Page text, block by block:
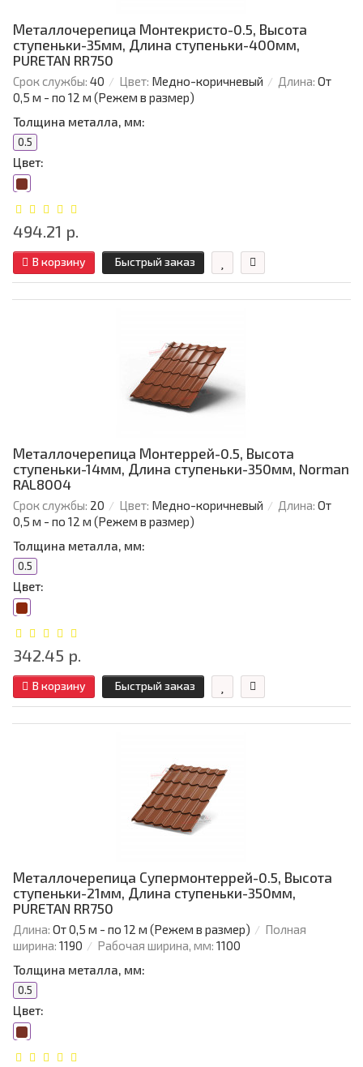
Металлочерепица Монтекристо-0.5, Высота
ступеньки-35мм, Длина ступеньки-400мм,
PURETAN RR750
Срок службы: 40 Цвет: Медно-коричневый Длина: От
0,5 м - по 12 м (Режем в размер)
Толщина металла, мм:
0.5
Цвет:
494.21 р.
В корзину Быстрый заказ
Металлочерепица Монтеррей-0.5, Высота
ступеньки-14мм, Длина ступеньки-350мм, Norman
RAL8004
Срок службы: 20 Цвет: Медно-коричневый Длина: От
0,5 м - по 12 м (Режем в размер)
Толщина металла, мм:
0.5
Цвет:
342.45 р.
В корзину Быстрый заказ
Металлочерепица Супермонтеррей-0.5, Высота
ступеньки-21мм, Длина ступеньки-350мм,
PURETAN RR750
Длина: От 0,5 м - по 12 м (Режем в размер)
Полная
ширина: 1190 Рабочая ширина, мм: 1100
Толщина металла, мм:
0.5
Цвет: